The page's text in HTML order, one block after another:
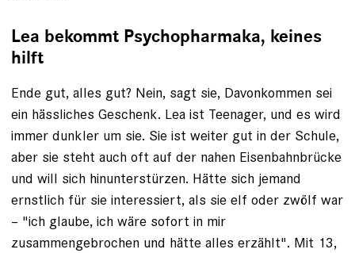
Lea bekommt ­Psychopharmaka, keines
hilft
Ende gut, alles gut? Nein, sagt sie, Davonkommen sei
ein hässliches Geschenk. Lea ist Teenager, und es wird
immer dunkler um sie. Sie ist weiter gut in der Schule,
aber sie steht auch oft auf der nahen Eisenbahnbrücke
und will sich hinunterstürzen. Hätte sich jemand
ernstlich für sie interessiert, als sie elf oder zwölf war
– "ich glaube, ich wäre sofort in mir
zusammengebrochen und hätte alles erzählt". Mit 13,